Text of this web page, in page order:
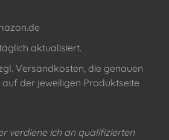
aktualisiert.
Versandkosten, die genauen
auf der jeweiligen Produktseite
verdiene ich an qualifizierten